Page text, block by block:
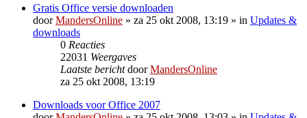
Gratis Office versie downloaden
doorMandersOnline » za 25 okt 2008, 13:19 » in Updates &
downloads
0 Reacties
22031 Weergaves
Laatste berichtdoorMandersOnline
za 25 okt 2008, 13:19
Downloads voor Office 2007